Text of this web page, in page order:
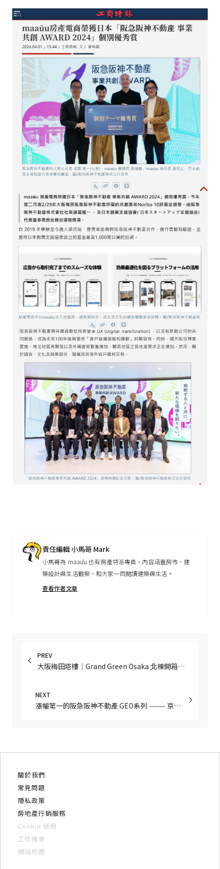
責任編輯 小馬哥 Mark
小馬哥為 maaūu 也有房產特派專員，內容涵蓋房市、建
築設計與生活觀察，和大家一同閱讀建築與生活。
查看作者文章
PREV
大阪梅田塔樓｜Grand Green Osaka 北棟開箱：
NEXT
漲幅第一的阪急阪神不動產 GEO系列 ——— 京都
關於我們
常見問題
隱私政策
房地產行銷服務
Cookie 使用
工作機會
網站地圖